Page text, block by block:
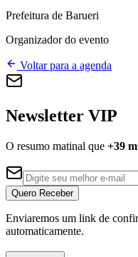
Prefeitura de Barueri
Organizador do evento
Voltar para a agenda
Newsletter VIP
O resumo matinal que +39
Quero Receber
Enviaremos um link de
automaticamente.